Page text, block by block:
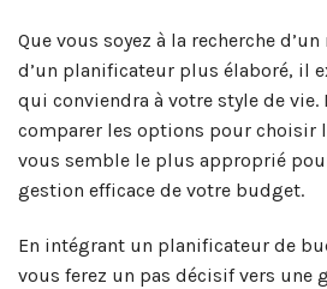
Que vous soyez à la recherche
d’un planificateur plus élaboré, il
qui conviendra à votre style de vie.
comparer les options pour choisir
vous semble le plus approprié
gestion efficace de votre budget.
En intégrant un planificateur de
vous ferez un pas décisif vers une